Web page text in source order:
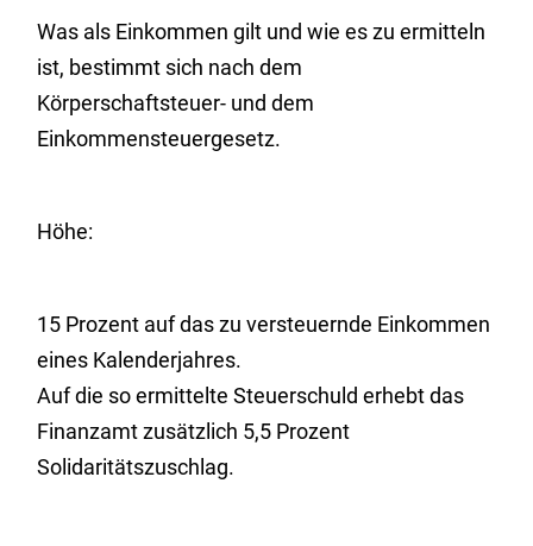
Was als Einkommen gilt und wie es zu ermitteln
ist, bestimmt sich nach dem
Körperschaftsteuer- und dem
Einkommensteuergesetz.
Höhe:
15 Prozent auf das zu versteuernde Einkommen
eines Kalenderjahres.
Auf die so ermittelte Steuerschuld erhebt das
Finanzamt zusätzlich 5,5 Prozent
Solidaritätszuschlag.